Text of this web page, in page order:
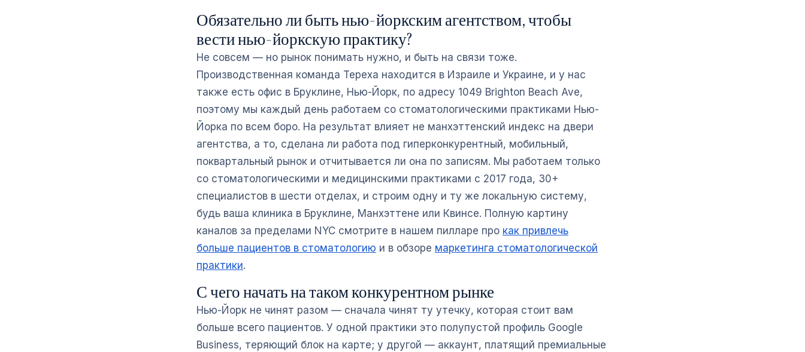
Обязательно ли быть нью-йоркским агентством, чтобы
вести нью-йоркскую практику?
Не совсем — но рынок понимать нужно, и быть на связи тоже.
Производственная команда Tepexa находится в Израиле и Украине, и у нас
также есть офис в Бруклине, Нью-Йорк, по адресу 1049 Brighton Beach Ave,
поэтому мы каждый день работаем со стоматологическими практиками Нью-
Йорка по всем боро. На результат влияет не манхэттенский индекс на двери
агентства, а то, сделана ли работа под гиперконкурентный, мобильный,
поквартальный рынок и отчитывается ли она по записям. Мы работаем только
со стоматологическими и медицинскими практиками с 2017 года, 30+
специалистов в шести отделах, и строим одну и ту же локальную систему,
будь ваша клиника в Бруклине, Манхэттене или Квинсе. Полную картину
каналов за пределами NYC смотрите в нашем пилларе про как привлечь
больше пациентов в стоматологию и в обзоре маркетинга стоматологической
практики.
С чего начать на таком конкурентном рынке
Нью-Йорк не чинят разом — сначала чинят ту утечку, которая стоит вам
больше всего пациентов. У одной практики это полупустой профиль Google
Business, теряющий блок на карте; у другой — аккаунт, платящий премиальные